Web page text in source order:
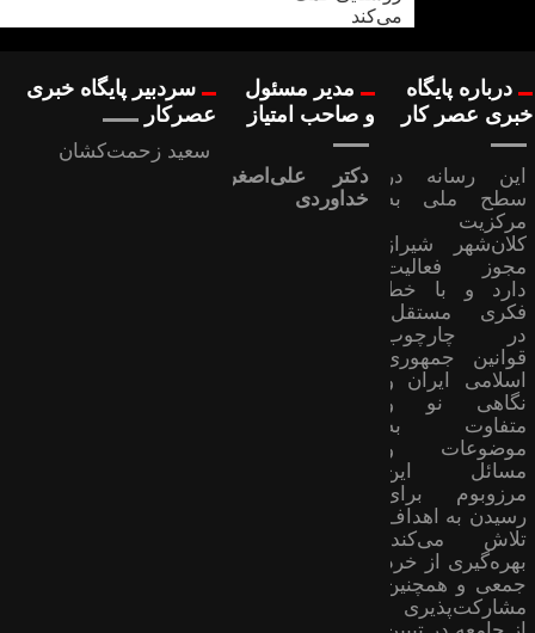
درباره پایگاه
خبری عصر کار
این رسانه در
سطح ملی به
مرکزیت
کلان‌شهر شیراز
مجوز فعالیت
دارد و با خط
فکری مستقل،
در چارچوب
قوانین جمهوری
اسلامی ایران و
نگاهی نو و
متفاوت به
موضوعات ‌و
مسائل این
مرزوبوم برای
رسیدن به اهداف
تلاش می‌کند؛
بهره‌گیری از خرد
جمعی و همچنین
مشارکت‌پذیری
مدیر مسئول
و صاحب امتیاز
دکتر علی‌اصغر
خداوردی
سردبیر پایگاه خبری
عصرکار
سعید زحمت‌کشان